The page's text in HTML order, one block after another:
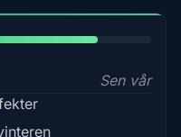
Sen vår